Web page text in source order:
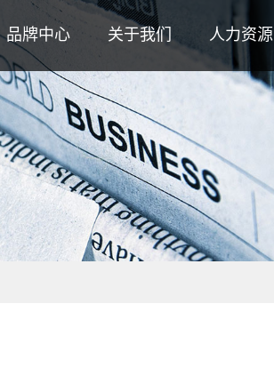
品牌中心 关于我们 人力资源